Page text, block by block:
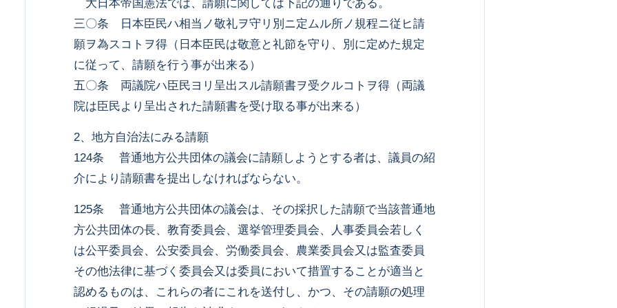
大日本帝国憲法では、請願に関しては下記の通りである。
三〇条 日本臣民ハ相当ノ敬礼ヲ守リ別ニ定ムル所ノ規程ニ従ヒ請
願ヲ為スコトヲ得（日本臣民は敬意と礼節を守り、別に定めた規定
に従って、請願を行う事が出来る）
五〇条 両議院ハ臣民ヨリ呈出スル請願書ヲ受クルコトヲ得（両議
院は臣民より呈出された請願書を受け取る事が出来る）
2、地方自治法にみる請願
124条 普通地方公共団体の議会に請願しようとする者は、議員の紹
介により請願書を提出しなければならない。
125条 普通地方公共団体の議会は、その採択した請願で当該普通地
方公共団体の長、教育委員会、選挙管理委員会、人事委員会若しく
は公平委員会、公安委員会、労働委員会、農業委員会又は監査委員
その他法律に基づく委員会又は委員において措置することが適当と
認めるものは、これらの者にこれを送付し、かつ、その請願の処理